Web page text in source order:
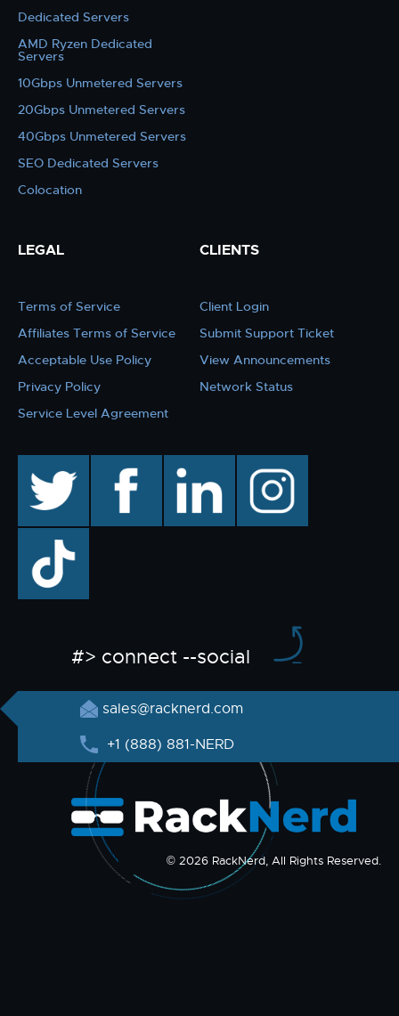
Dedicated Servers
AMD Ryzen Dedicated
Servers
10Gbps Unmetered Servers
20Gbps Unmetered Servers
40Gbps Unmetered Servers
SEO Dedicated Servers
Colocation
LEGAL
Terms of Service
Affiliates Terms of Service
Acceptable Use Policy
Privacy Policy
Service Level Agreement
CLIENTS
Client Login
Submit Support Ticket
View Announcements
Network Status
facebook linkedin instagram
TikTok
#> connect --social
sales@racknerd.com
+1 (888) 881-NERD
© 2026 RackNerd, All Rights Reserved.